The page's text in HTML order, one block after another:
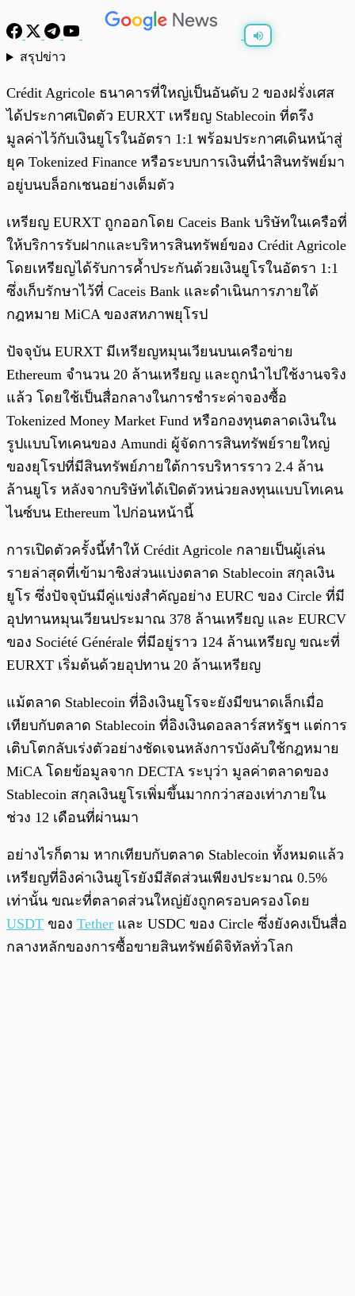
สรุปข่าว
Crédit Agricole ธนาคารที่ใหญ่เป็นอันดับ 2 ของฝรั่งเศส
ได้ประกาศเปิดตัว EURXT เหรียญ Stablecoin ที่ตรึง
มูลค่าไว้กับเงินยูโรในอัตรา 1:1 พร้อมประกาศเดินหน้าสู่
ยุค Tokenized Finance หรือระบบการเงินที่นำสินทรัพย์มา
อยู่บนบล็อกเชนอย่างเต็มตัว
เหรียญ EURXT ถูกออกโดย Caceis Bank บริษัทในเครือที่
ให้บริการรับฝากและบริหารสินทรัพย์ของ Crédit Agricole
โดยเหรียญได้รับการค้ำประกันด้วยเงินยูโรในอัตรา 1:1
ซึ่งเก็บรักษาไว้ที่ Caceis Bank และดำเนินการภายใต้
กฎหมาย MiCA ของสหภาพยุโรป
ปัจจุบัน EURXT มีเหรียญหมุนเวียนบนเครือข่าย
Ethereum จำนวน 20 ล้านเหรียญ และถูกนำไปใช้งานจริง
แล้ว โดยใช้เป็นสื่อกลางในการชำระค่าจองซื้อ
Tokenized Money Market Fund หรือกองทุนตลาดเงินใน
รูปแบบโทเคนของ Amundi ผู้จัดการสินทรัพย์รายใหญ่
ของยุโรปที่มีสินทรัพย์ภายใต้การบริหารราว 2.4 ล้าน
ล้านยูโร หลังจากบริษัทได้เปิดตัวหน่วยลงทุนแบบโทเคน
ไนซ์บน Ethereum ไปก่อนหน้านี้
การเปิดตัวครั้งนี้ทำให้ Crédit Agricole กลายเป็นผู้เล่น
รายล่าสุดที่เข้ามาชิงส่วนแบ่งตลาด Stablecoin สกุลเงิน
ยูโร ซึ่งปัจจุบันมีคู่แข่งสำคัญอย่าง EURC ของ Circle ที่มี
อุปทานหมุนเวียนประมาณ 378 ล้านเหรียญ และ EURCV
ของ Société Générale ที่มีอยู่ราว 124 ล้านเหรียญ ขณะที่
EURXT เริ่มต้นด้วยอุปทาน 20 ล้านเหรียญ
แม้ตลาด Stablecoin ที่อิงเงินยูโรจะยังมีขนาดเล็กเมื่อ
เทียบกับตลาด Stablecoin ที่อิงเงินดอลลาร์สหรัฐฯ แต่การ
เติบโตกลับเร่งตัวอย่างชัดเจนหลังการบังคับใช้กฎหมาย
MiCA โดยข้อมูลจาก DECTA ระบุว่า มูลค่าตลาดของ
Stablecoin สกุลเงินยูโรเพิ่มขึ้นมากกว่าสองเท่าภายใน
ช่วง 12 เดือนที่ผ่านมา
อย่างไรก็ตาม หากเทียบกับตลาด Stablecoin ทั้งหมดแล้ว
เหรียญที่อิงค่าเงินยูโรยังมีสัดส่วนเพียงประมาณ 0.5%
เท่านั้น ขณะที่ตลาดส่วนใหญ่ยังถูกครอบครองโดย
USDT ของ Tether และ USDC ของ Circle ซึ่งยังคงเป็นสื่อ
กลางหลักของการซื้อขายสินทรัพย์ดิจิทัลทั่วโลก